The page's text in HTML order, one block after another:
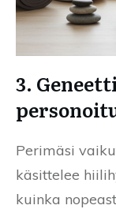
3.
Perimäsi
käsittelee
kuinka